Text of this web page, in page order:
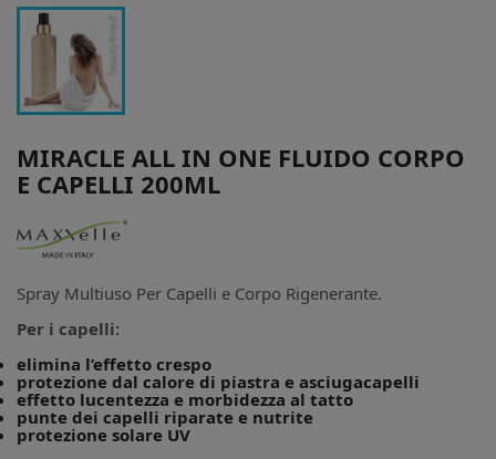
MIRACLE ALL IN ONE FLUIDO CORPO
E CAPELLI 200ML
Spray Multiuso Per Capelli e Corpo Rigenerante.
Per i capelli:
elimina l’effetto crespo
protezione dal calore di piastra e asciugacapelli
effetto lucentezza e morbidezza al tatto
punte dei capelli riparate e nutrite
protezione solare UV